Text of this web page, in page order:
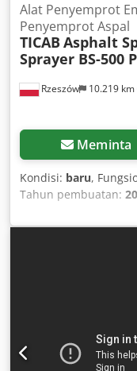
Rzeszów 10.219 km
Alat Penyemprot
Penyemprot Aspal
TICAB Asphalt
Sprayer BS-500
Meminta
Kondisi: baru,
Tahun pembuatan: